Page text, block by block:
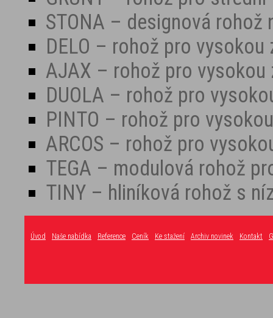
STONA – designová rohož
DELO – rohož pro vysokou
AJAX – rohož pro vysokou
DUOLA – rohož pro
PINTO – rohož pro
ARCOS – rohož pro
TEGA – modulová rohož
TINY – hliníková rohož s
Úvod Naše nabídka Reference Ceník Ke stažení Archiv novinek Kontakt